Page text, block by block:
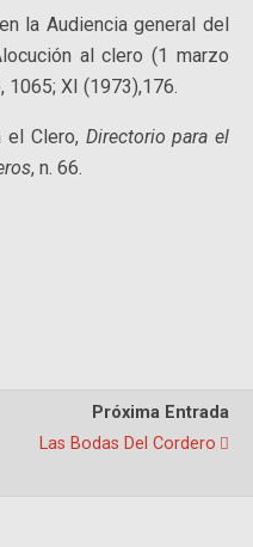
la Audiencia general del
al clero (1 marzo
1065; XI (1973),176.
el Clero, Directorio para el
, n. 66.
Próxima Entrada
Las Bodas Del Cordero